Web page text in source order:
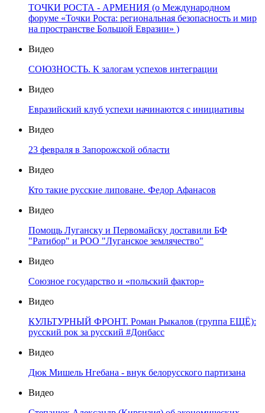
ТОЧКИ РОСТА - АРМЕНИЯ (о Международном
форуме «Точки Роста: региональная безопасность и мир
на пространстве Большой Евразии» )
Видео
СОЮЗНОСТЬ. К залогам успехов интеграции
Видео
Евразийский клуб успехи начинаются с инициативы
Видео
23 февраля в Запорожской области
Видео
Кто такие русские липоване. Федор Афанасов
Видео
Помощь Луганску и Первомайску доставили БФ
"Ратибор" и РОО "Луганское землячество"
Видео
Союзное государство и «польский фактор»
Видео
КУЛЬТУРНЫЙ ФРОНТ. Роман Рыкалов (группа ЕЩЁ):
русский рок за русский #Донбасс
Видео
Дюк Мишель Нгебана - внук белорусского партизана
Видео